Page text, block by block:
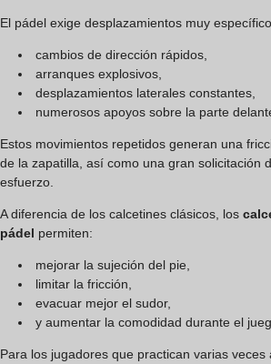
El pádel exige desplazamientos muy
cambios de dirección rápidos,
arranques explosivos,
desplazamientos laterales constantes,
numerosos apoyos sobre la parte
Estos movimientos repetidos generan una
de la zapatilla, así como una gran solicitación
esfuerzo.
A diferencia de los calcetines clásicos, los
pádel permiten:
mejorar la sujeción del pie,
limitar la fricción,
evacuar mejor el sudor,
y aumentar la comodidad durante el
Para los jugadores que practican varias veces